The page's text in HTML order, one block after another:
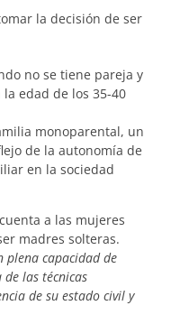
la decisión de ser
no se tiene pareja y
edad de los 35-40
monoparental, un
de la autonomía de
en la sociedad
a las mujeres
madres solteras.
plena capacidad de
las técnicas
de su estado civil y